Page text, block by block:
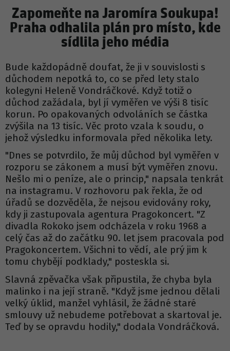
Zapomeňte na Jaromíra Soukupa!
Praha odhalila plán pro místo, kde
sídlila jeho média
Bude každopádně doufat, že ji v souvislosti s
důchodem nepotká to, co se před lety stalo
kolegyni Heleně Vondráčkové. Když totiž o
důchod zažádala, byl jí vyměřen ve výši 8 tisíc
korun. Po opakovaných odvoláních se částka
zvýšila na 13 tisíc. Věc proto vzala k soudu, o
jehož výsledku informovala před několika lety.
"Dnes se potvrdilo, že můj důchod byl vyměřen v
rozporu se zákonem a musí být vyměřen znovu.
Nešlo mi o peníze, ale o princip," napsala tenkrát
na instagramu. V rozhovoru pak řekla, že od
úřadů se dozvěděla, že nejsou evidovány roky,
kdy ji zastupovala agentura Pragokoncert. "Z
divadla Rokoko jsem odcházela v roku 1968 a
celý čas až do začátku 90. let jsem pracovala pod
Pragokoncertem. Všichni to vědí, ale prý jim k
tomu chybějí podklady," posteskla si.
Slavná zpěvačka však připustila, že chyba byla
malinko i na její straně. "Když jsme jednou dělali
velký úklid, manžel vyhlásil, že žádné staré
smlouvy už nebudeme potřebovat a skartoval je.
Teď by se opravdu hodily," dodala Vondráčková.